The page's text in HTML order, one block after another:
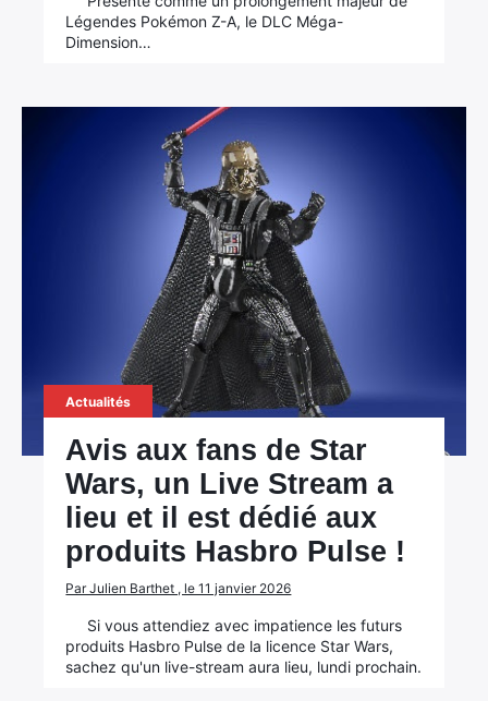
Légendes Pokémon Z-A, le DLC Méga-
Dimension…
Actualités
Avis aux fans de Star
Wars, un Live Stream a
lieu et il est dédié aux
produits Hasbro Pulse !
Par Julien Barthet , le 11 janvier 2026
Si vous attendiez avec impatience les futurs
produits Hasbro Pulse de la licence Star Wars,
sachez qu'un live-stream aura lieu, lundi prochain.